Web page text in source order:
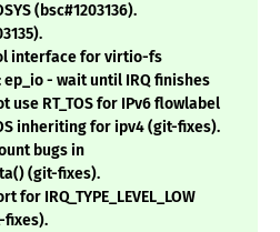
(bsc#1203136).
interface for virtio-fs
ep_io - wait until IRQ finishes
use RT_TOS for IPv6 flowlabel
inheriting for ipv4 (git-fixes).
bugs in
(git-fixes).
for IRQ_TYPE_LEVEL_LOW
fixes).